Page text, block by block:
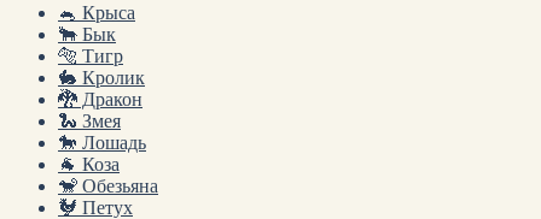
🐁 Крыса
🐂 Бык
🐅 Тигр
🐇 Кролик
🐉 Дракон
🐍 Змея
🐎 Лошадь
🐐 Коза
🐒 Обезьяна
🐓 Петух